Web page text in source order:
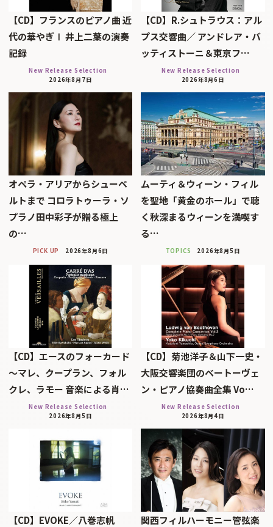
【CD】フランスのピアノ曲 近
代の華やぎⅠ 井上二葉の演奏
記録
New Release Selection
2026年8月7日
【CD】R.シュトラウス：アル
プス交響曲／ アンドレア・バ
ッティストーニ＆東京フ…
New Release Selection
2026年8月6日
オペラ・アリアからシューベ
ルトまで コロラトゥーラ・ソ
プラノ田中彩子が贈る極上
の…
PICK UP 2026年8月6日
ムーティ＆ウィーン・フィル
を聖地「黄金のホール」で聴
く秋深まるウィーンを満喫す
る…
TOPICS 2026年8月5日
【CD】エースのフォーカード
～マレ、クープラン、フォル
クレ、ラモー 音楽による肖…
New Release Selection
2026年8月5日
【CD】菊池洋子＆山下一史・
大阪交響楽団のベートーヴェ
ン・ピアノ協奏曲全集 Vo…
New Release Selection
2026年8月4日
【CD】EVOKE／八巻志帆
関西フィルハーモニー管弦楽